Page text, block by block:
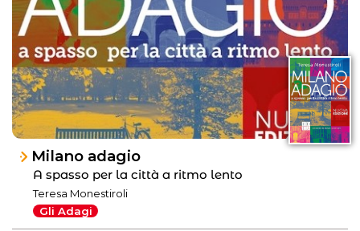
Milano adagio
A spasso per la città a ritmo lento
Teresa Monestiroli
Gli Adagi